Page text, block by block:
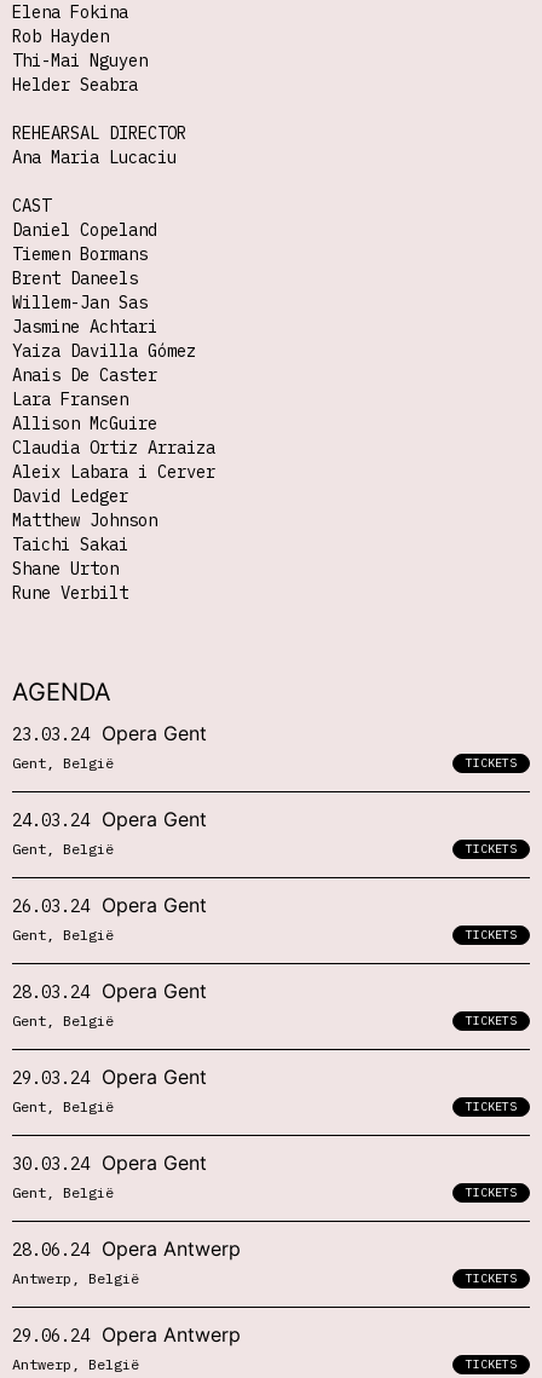
Elena Fokina
Rob Hayden
Thi-Mai Nguyen
Helder Seabra
REHEARSAL DIRECTOR
Ana Maria Lucaciu
CAST
Daniel Copeland
Tiemen Bormans
Brent Daneels
Willem-Jan Sas
Jasmine Achtari
Yaiza Davilla Gómez
Anais De Caster
Lara Fransen
Allison McGuire
Claudia Ortiz Arraiza
Aleix Labara i Cerver
David Ledger
Matthew Johnson
Taichi Sakai
Shane Urton
Rune Verbilt
AGENDA
23.03.24 Opera Gent
Gent, België TICKETS
24.03.24 Opera Gent
Gent, België TICKETS
26.03.24 Opera Gent
Gent, België TICKETS
28.03.24 Opera Gent
Gent, België TICKETS
29.03.24 Opera Gent
Gent, België TICKETS
30.03.24 Opera Gent
Gent, België TICKETS
28.06.24 Opera Antwerp
Antwerp, België TICKETS
29.06.24 Opera Antwerp
Antwerp, België TICKETS